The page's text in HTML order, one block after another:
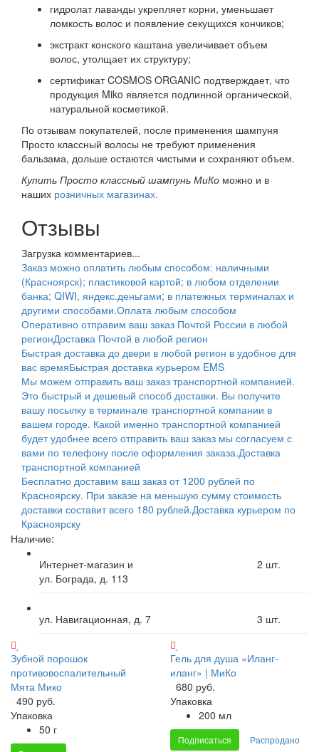
гидролат лаванды укрепляет корни, уменьшает
ломкость волос и появление секущихся кончиков;
экстракт конского каштана увеличивает объем
волос, утолщает их структуру;
сертификат COSMOS ORGANIC подтверждает, что
продукция Miko является подлинной органической,
натуральной косметикой.
По отзывам покупателей, после применения шампуня
Просто классный волосы не требуют применения
бальзама, дольше остаются чистыми и сохраняют объем.
Купить Просто классный шампунь МиКо можно и в
наших розничных магазинах.
Отзывы
Загрузка комментариев...
Заказ можно оплатить любым способом: наличными
(Красноярск); пластиковой картой; в любом отделении
банка; QIWI, яндекс.деньгами; в платежных терминалах и
другими способами.Оплата любым способом
Оперативно отправим ваш заказ Почтой России в любой
регионДоставка Почтой в любой регион
Быстрая доставка до двери в любой регион в удобное для
вас времяБыстрая доставка курьером EMS
Мы можем отправить ваш заказ транспортной компанией.
Это быстрый и дешевый способ доставки. Вы получите
вашу посылку в терминале транспортной компании в
вашем городе. Какой именно транспортной компанией
будет удобнее всего отправить ваш заказ мы согласуем с
вами по телефону после оформления заказа.Доставка
транспортной компанией
Бесплатно доставим ваш заказ от 1200 рублей по
Красноярску. При заказе на меньшую сумму стоимость
доставки составит всего 180 рублей.Доставка курьером по
Красноярску
Наличие:
Интернет-магазин и
ул. Бограда, д. 113
2 шт.
ул. Навигационная, д. 7 3 шт.
Зубной порошок
противовоспалительный
Мята Мико
490 руб.
Упаковка
50 г
Гель для душа «Иланг-
иланг» | МиКо
680 руб.
Упаковка
200 мл
Подписаться Распродано